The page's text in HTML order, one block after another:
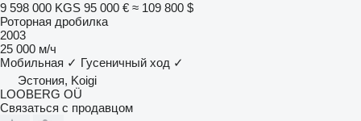
9 598 000 KGS 95 000 € ≈ 109 800 $
Роторная дробилка
2003
25 000 м/ч
Мобильная ✓ Гусеничный ход ✓
Эстония, Koigi
LOOBERG OÜ
Связаться с продавцом